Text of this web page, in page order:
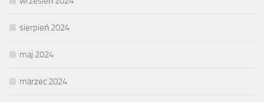
sierpień 2024
maj 2024
marzec 2024